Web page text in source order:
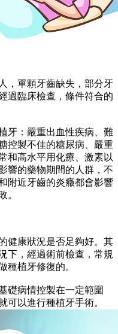
單顆牙齒缺失，部分牙
過臨床檢查，條件符合的
：嚴重出血性疾病、難
控製不佳的糖尿病、嚴重
和高水平用化療、激素以
響的藥物期間的人群，不
附近牙齒的炎癥都會影響
。
康狀況是否足夠好。其
下，經過術前檢查，常規
種植牙修復的。
病情控製在一定範圍
可以進行種植牙手術。